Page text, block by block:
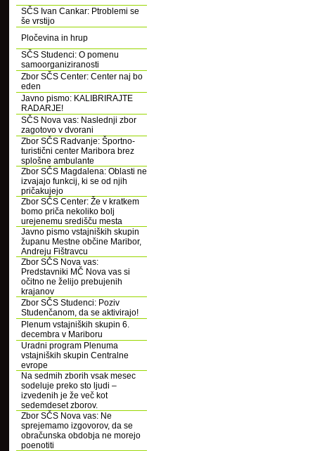
SČS Ivan Cankar: Ptroblemi se
še vrstijo
Pločevina in hrup
SČS Studenci: O pomenu
samoorganiziranosti
Zbor SČS Center: Center naj bo
eden
Javno pismo: KALIBRIRAJTE
RADARJE!
SČS Nova vas: Naslednji zbor
zagotovo v dvorani
Zbor SČS Radvanje: Športno-
turistični center Maribora brez
splošne ambulante
Zbor SČS Magdalena: Oblasti ne
izvajajo funkcij, ki se od njih
pričakujejo
Zbor SČS Center: Že v kratkem
bomo priča nekoliko bolj
urejenemu središču mesta
Javno pismo vstajniških skupin
županu Mestne občine Maribor,
Andreju Fištravcu
Zbor SČS Nova vas:
Predstavniki MČ Nova vas si
očitno ne želijo prebujenih
krajanov
Zbor SČS Studenci: Poziv
Studenčanom, da se aktivirajo!
Plenum vstajniških skupin 6.
decembra v Mariboru
Uradni program Plenuma
vstajniških skupin Centralne
evrope
Na sedmih zborih vsak mesec
sodeluje preko sto ljudi –
izvedenih je že več kot
sedemdeset zborov.
Zbor SČS Nova vas: Ne
sprejemamo izgovorov, da se
obračunska obdobja ne morejo
poenotiti